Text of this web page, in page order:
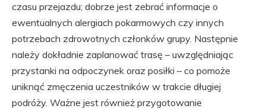
czasu przejazdu; dobrze jest zebrać informacje o
ewentualnych alergiach pokarmowych czy innych
potrzebach zdrowotnych członków grupy. Następnie
należy dokładnie zaplanować trasę – uwzględniając
przystanki na odpoczynek oraz posiłki – co pomoże
uniknąć zmęczenia uczestników w trakcie długiej
podróży. Ważne jest również przygotowanie